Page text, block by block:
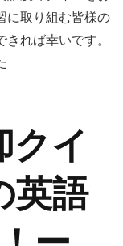
に取り組む皆様の
れば幸いです。
クイ
英語